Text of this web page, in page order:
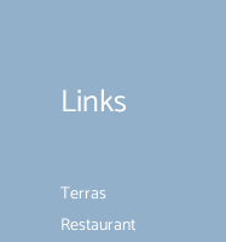
Links
Terras
Restaurant